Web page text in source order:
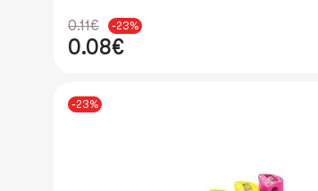
0.11€ -23%
0.08€
-23%